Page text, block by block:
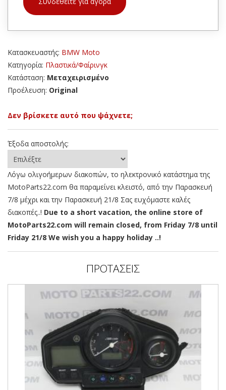
Κατασκευαστής: BMW Moto
Κατηγορία: Πλαστικά/Φαίρινγκ
Κατάσταση: Μεταχειρισμένο
Προέλευση: Original
Δεν βρίσκετε αυτό που ψάχνετε;
Έξοδα αποστολής:
Λόγω ολιγοήμερων διακοπών, το ηλεκτρονικό κατάστημα της
MotoParts22.com θα παραμείνει κλειστό, από την Παρασκευή
7/8 μέχρι και την Παρασκευή 21/8 Σας ευχόμαστε καλές
διακοπές..! Due to a short vacation, the online store of
MotoParts22.com will remain closed, from Friday 7/8 until
Friday 21/8 We wish you a happy holiday ..!
ΠΡΟΤΑΣΕΙΣ